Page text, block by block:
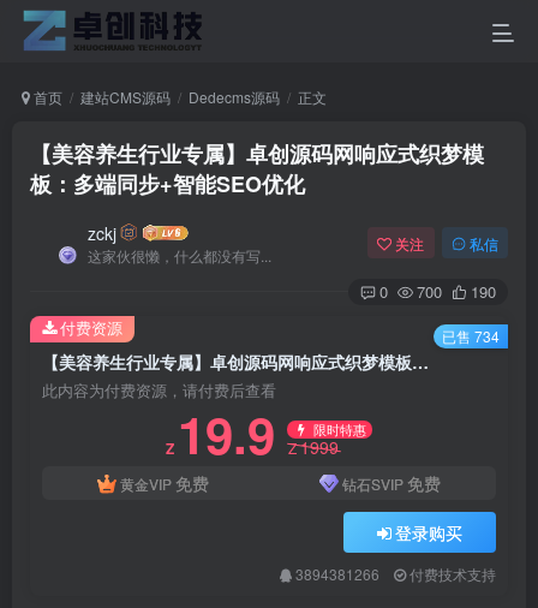
首页 建站CMS源码 Dedecms源码 正文
【美容养生行业专属】卓创源码网响应式织梦模
板：多端同步+智能SEO优化
zckj
这家伙很懒，什么都没有写...
关注 私信
0 700 190
【美容养生行业专属】卓创源码网响应式织梦模板：多端同步+智能SEO优化
此内容为付费资源，请付费后查看
Z 19.9 限时特惠
Z1999
黄金VIP 免费 钻石SVIP 免费
登录购买
3894381266 付费技术支持
付费资源 已售 734